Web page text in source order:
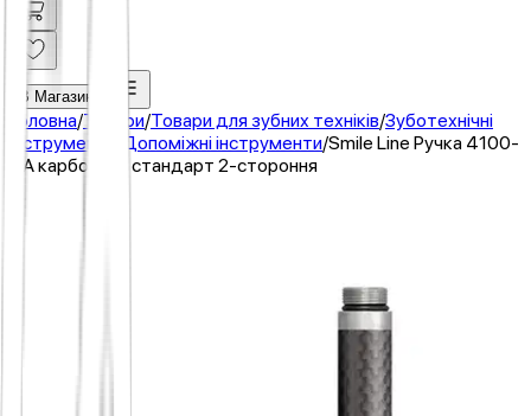
В Магазин
Головна/Товари/Товари для зубних техніків/Зуботехнічні
інструменти
Допоміжні інструменти/Smile Line Ручка 4100-
CA карбонова стандарт 2-стороння